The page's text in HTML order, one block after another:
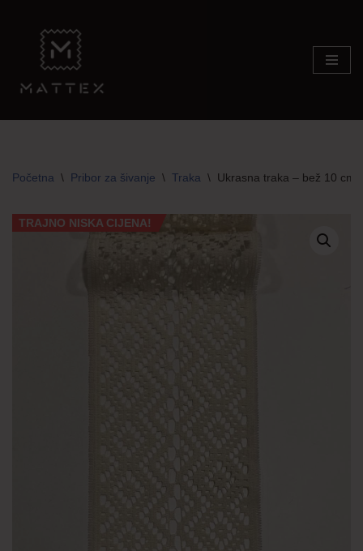
content
Početna \ Pribor za šivanje \ Traka \ Ukrasna traka – bež 10 cm
TRAJNO NISKA CIJENA!